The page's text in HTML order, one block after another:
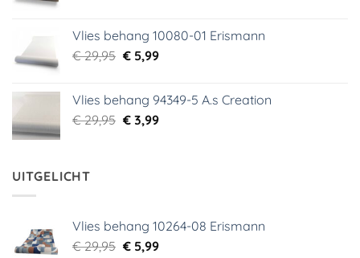
€ 39,00.€ 5,99.
Vlies behang 10080-01 Erismann
€29,95 Oorspronkelijke
€ 29,95.
€5,99Huidige
€ 5,99.
Vlies behang 94349-5 A.s Creation
€29,95 Oorspronkelijke
€3,99Huidige
UITGELICHT
Vlies behang 10264-08 Erismann
€29,95 Oorspronkelijke
€5,99Huidige